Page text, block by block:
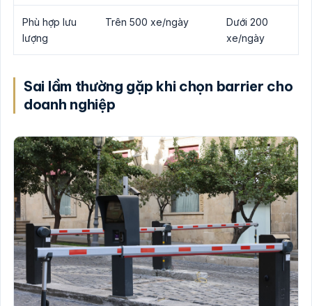
Phù hợp lưu
lượng
Trên 500 xe/ngày
Dưới 200
xe/ngày
Sai lầm thường gặp khi chọn barrier cho
doanh nghiệp